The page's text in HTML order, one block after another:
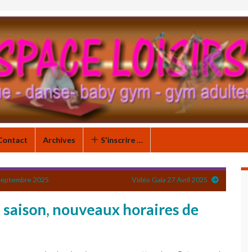
Archives S’inscrire …
2025 Vidéo Gala 27 Avril 2025
nouveaux horaires de